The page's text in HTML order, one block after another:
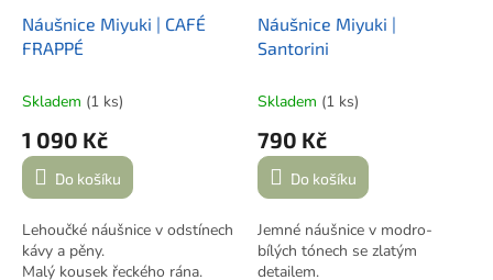
Náušnice Miyuki | CAFÉ
FRAPPÉ
Skladem (1 ks)
1 090 Kč
Do košíku
Lehoučké náušnice v odstínech
kávy a pěny.
Malý kousek řeckého rána.
Náušnice Miyuki |
Santorini
Skladem (1 ks)
790 Kč
Do košíku
Jemné náušnice v modro-
bílých tónech se zlatým
detailem.